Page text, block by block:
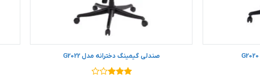
صندلی گیمینگ دخترانه مدل G2022